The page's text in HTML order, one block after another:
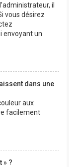
il
vous désirez
envoyant un
dans une
aux
facilement
» ?